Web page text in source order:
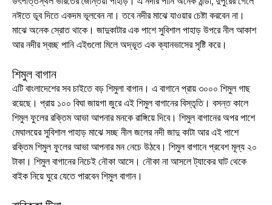
নঈতে ডূব দিতে একদম ভূলবেন না। তবে নদীর মাঝে যাওয়ার চেষ্টা করবেন না।
মাঝে অনেক স্রোত থাকে। জাদুকাটার এক পাশে সুবিশাল পাহাড় উপরে নীল আকাশ
আর নদীর স্বচ্ছ পানি এইগুলো মিলে অদ্ভূত এক ক্যানভাসের সৃষ্টি করে।
শিমুল বাগান
এটি বাংলাদেশের সব চাইতে বড় শিমুলা বাগান। এ বাগানে প্রায় ৩০০০ শিমুল গাছ
রয়েছে। প্রায় ১০০ বিঘা জায়গা জুরে এই শিমুল বাগানের বিস্তৃতি। বসন্ত কালে
শিমুল ফুলের রক্তিম আভা আপনার মনকে রাঙ্গিয়ে দিবে। শিমুল বাগানের অপর পাশে
মেঘালয়ের সুবিশাল পাহাড় মাঝে সচ্ছ নীল জলের নদী জাদু কাটা আর এই পাশে
রক্তিম শিমুল ফুলের আভা আপনার মন নেচে উঠবে। শিমুল বাগানে প্রবেশ মূল্য ২০
টাকা। শিমুল বাগানের নিচেই নৌকা আসে। নৌকা না আসলে ট্যাকের ঘাট থেকে
বাইক নিয়ে ঘুরে যেতে পারবেন শিমুল বাগান।